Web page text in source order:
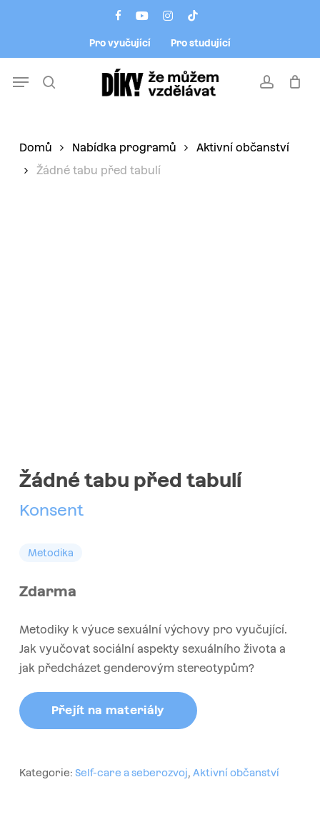
facebookyoutubeinstagram
tiktok
Pro vyučující Pro studující
account
Menu
Domů Nabídka programů
Aktivní občanství
Žádné tabu před tabulí
Žádné tabu před tabulí
Konsent
Metodika
Zdarma
Metodiky k výuce sexuální výchovy pro vyučující.
Jak vyučovat sociální aspekty sexuálního života a
jak předcházet genderovým stereotypům?
Přejít na materiály
Kategorie: Self-care a seberozvoj, Aktivní občanství